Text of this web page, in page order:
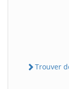
Trouver